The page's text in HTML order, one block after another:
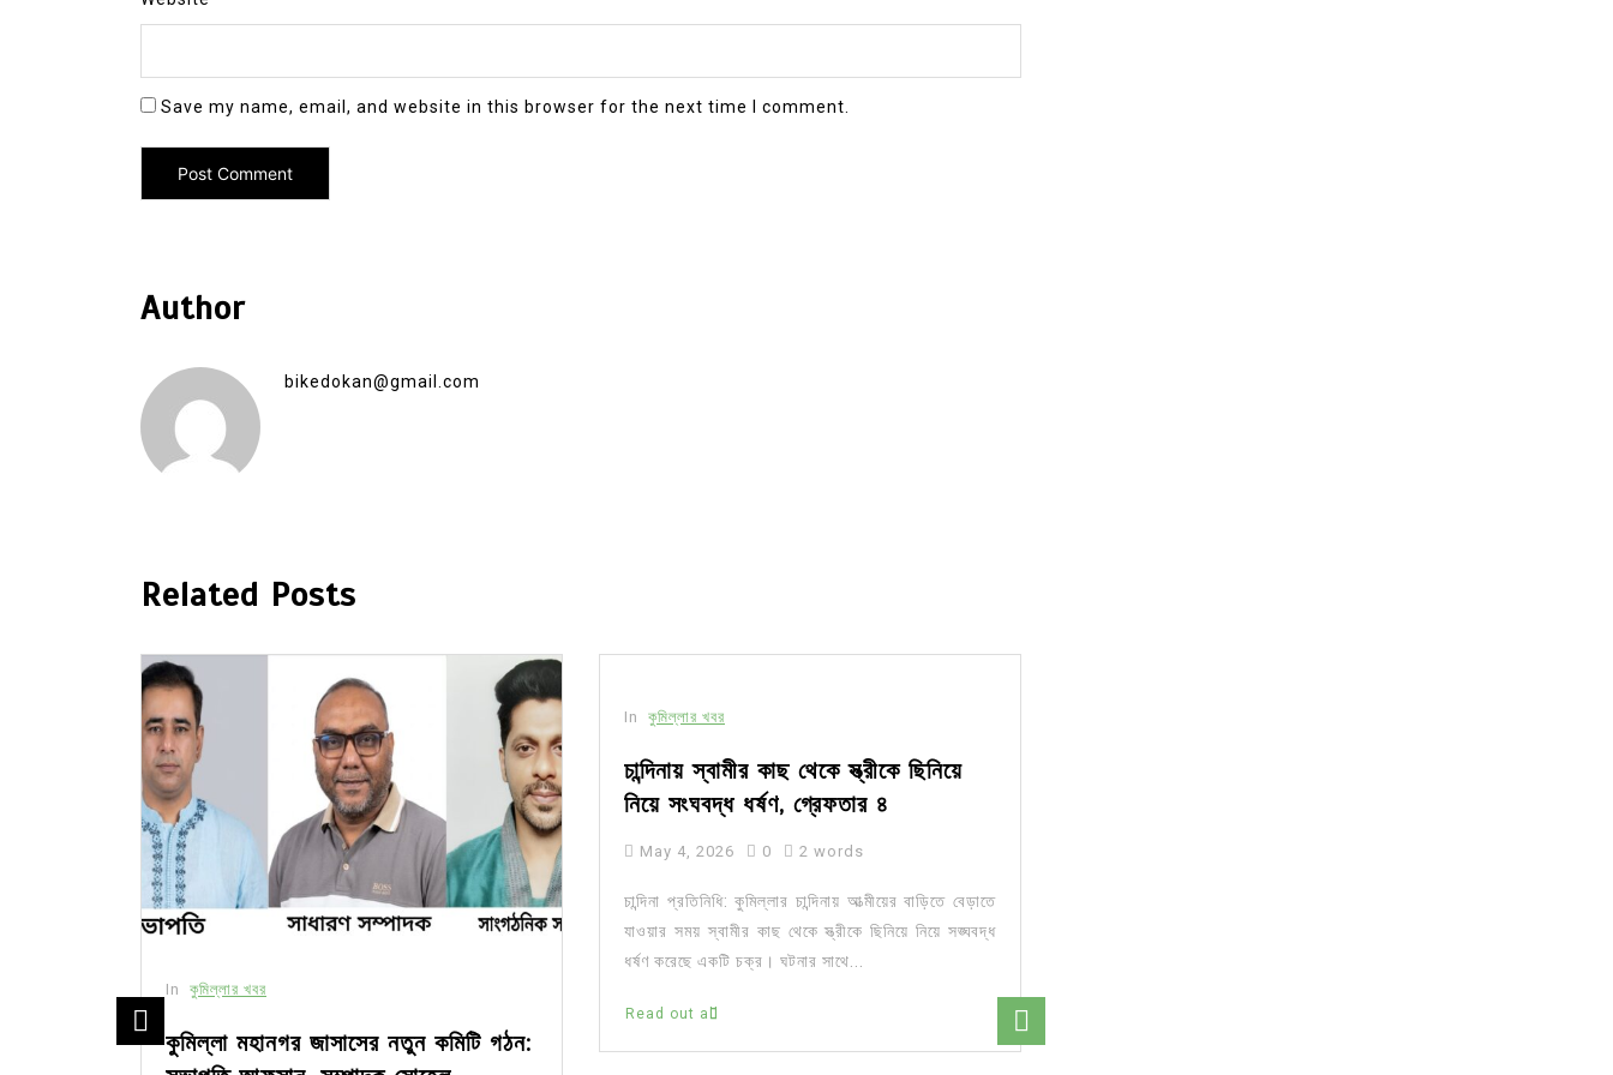
Save my name, email, and website in this browser for the next time I comment.
Author
bikedokan@gmail.com
Related Posts
In কুমিল্লার খবর
কুমিল্লা মহানগর জাসাসের নতুন কমিটি গঠন:
In কুমিল্লার খবর
চান্দিনায় স্বামীর কাছ থেকে স্ত্রীকে ছিনিয়ে
নিয়ে সংঘবদ্ধ ধর্ষণ, গ্রেফতার ৪
May 4, 2026 0 2 words
চান্দিনা প্রতিনিধি: কুমিল্লার চান্দিনায় আত্মীয়ের বাড়িতে বেড়াতে
যাওয়ার সময় স্বামীর কাছ থেকে স্ত্রীকে ছিনিয়ে নিয়ে সঙ্ঘবদ্ধ
ধর্ষণ করেছে একটি চক্র। ঘটনার সাথে...
Read out all